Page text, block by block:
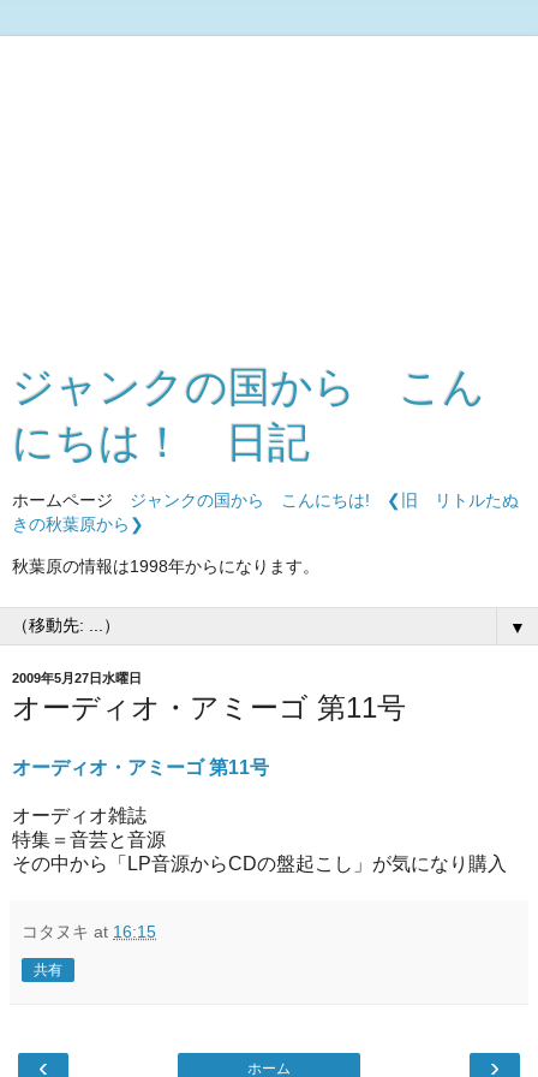
ジャンクの国から こん
にちは！ 日記
ホームページ ジャンクの国から こんにちは!
❮旧 リトルたぬ
きの秋葉原から❯
秋葉原の情報は1998年からになります。
▼
2009年5月27日水曜日
オーディオ・アミーゴ 第11号
オーディオ・アミーゴ 第11号
オーディオ雑誌
特集＝音芸と音源
その中から「LP音源からCDの盤起こし」が気になり購入
コタヌキ at 16:15
共有
‹ ›
ホーム